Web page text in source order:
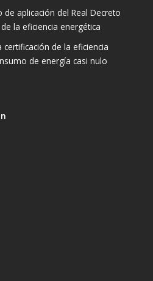
aplicación del Real Decreto
la eficiencia energética
de la eficiencia
de energía casi nulo